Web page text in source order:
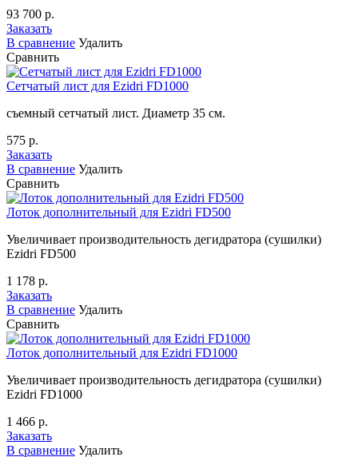
93 700 р.
Заказать
В сравнение Удалить
Сравнить
Сетчатый лист для Ezidri FD1000
съемный сетчатый лист. Диаметр 35 см.
575 р.
Заказать
В сравнение Удалить
Сравнить
Лоток дополнительный для Ezidri FD500
Увеличивает производительность дегидратора (сушилки)
Ezidri FD500
1 178 р.
Заказать
В сравнение Удалить
Сравнить
Лоток дополнительный для Ezidri FD1000
Увеличивает производительность дегидратора (сушилки)
Ezidri FD1000
1 466 р.
Заказать
В сравнение Удалить